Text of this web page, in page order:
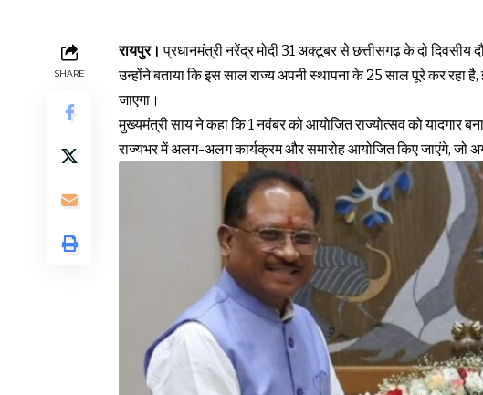
SHARE
रायपुर।प्रधानमंत्री नरेंद्र मोदी 31 अक्टूबर से छत्तीसगढ़ के दो दिवसीय
उन्होंने बताया कि इस साल राज्य अपनी स्थापना के 25 साल पूरे कर रहा
जाएगा।
मुख्यमंत्री साय ने कहा कि 1 नवंबर को आयोजित राज्योत्सव को यादगार
राज्यभर में अलग-अलग कार्यक्रम और समारोह आयोजित किए जाएंगे, जो